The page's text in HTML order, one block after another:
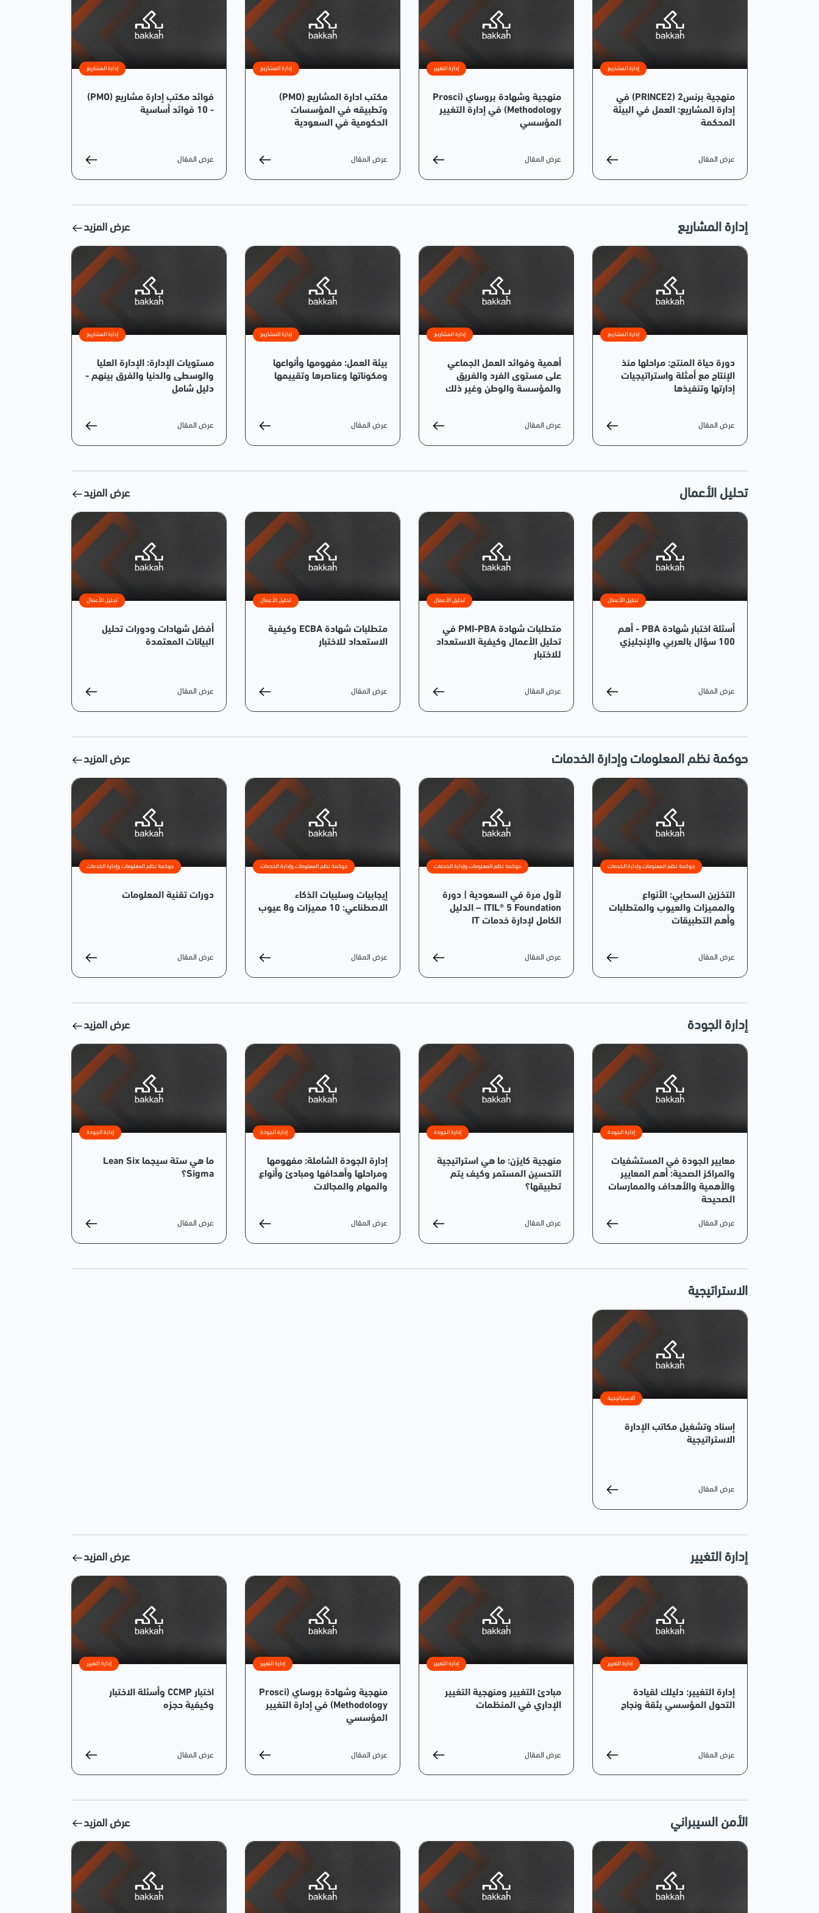
إدارة المشاريع
منهجية برنس2 (PRINCE2) في
إدارة المشاريع: العمل في البيئة
المحكمة
عرض المقال
إدارة التغيير
منهجية وشهادة بروساي (Prosci
Methodology) في إدارة التغيير
المؤسسي
عرض المقال
إدارة المشاريع
مكتب ادارة المشاريع (PMO)
وتطبيقه في المؤسسات
الحكومية في السعودية
عرض المقال
إدارة المشاريع
فوائد مكتب إدارة مشاريع (PMO)
- 10 فوائد أساسية
عرض المقال
إدارة المشاريع عرض المزيد
إدارة المشاريع
دورة حياة المنتج: مراحلها منذ
الإنتاج مع أمثلة واستراتيجيات
إدارتها وتنفيذها
عرض المقال
إدارة المشاريع
أهمية وفوائد العمل الجماعي
على مستوى الفرد والفريق
والمؤسسة والوطن وغير ذلك
عرض المقال
إدارة المشاريع
بيئة العمل: مفهومها وأنواعها
ومكوناتها وعناصرها وتقييمها
عرض المقال
إدارة المشاريع
مستويات الإدارة: الإدارة العليا
والوسطى والدنيا والفرق بينهم -
دليل شامل
عرض المقال
تحليل الأعمال عرض المزيد
تحليل الأعمال
أسئلة اختبار شهادة PBA - أهم
100 سؤال بالعربي والإنجليزي
عرض المقال
تحليل الأعمال
متطلبات شهادة PMI-PBA في
تحليل الأعمال وكيفية الاستعداد
للاختبار
عرض المقال
تحليل الأعمال
متطلبات شهادة ECBA وكيفية
الاستعداد للاختبار
عرض المقال
تحليل الأعمال
أفضل شهادات ودورات تحليل
البيانات المعتمدة
عرض المقال
حوكمة نظم المعلومات وإدارة الخدمات عرض المزيد
حوكمة نظم المعلومات وإدارة الخدمات
التخزين السحابي: الأنواع
والمميزات والعيوب والمتطلبات
وأهم التطبيقات
عرض المقال
حوكمة نظم المعلومات وإدارة الخدمات
لأول مرة في السعودية | دورة
ITIL® 5 Foundation – الدليل
الكامل لإدارة خدمات IT
عرض المقال
حوكمة نظم المعلومات وإدارة الخدمات
إيجابيات وسلبيات الذكاء
الاصطناعي: 10 مميزات و8 عيوب
عرض المقال
حوكمة نظم المعلومات وإدارة الخدمات
دورات تقنية المعلومات
عرض المقال
إدارة الجودة عرض المزيد
إدارة الجودة
معايير الجودة في المستشفيات
والمراكز الصحية: أهم المعايير
والأهمية والأهداف والممارسات
الصحيحة
عرض المقال
إدارة الجودة
منهجية كايزن: ما هي استراتيجية
التحسين المستمر وكيف يتم
تطبيقها؟
عرض المقال
إدارة الجودة
إدارة الجودة الشاملة: مفهومها
ومراحلها وأهدافها ومبادئ وأنواع
والمهام والمجالات
عرض المقال
إدارة الجودة
ما هي ستة سيجما Lean Six
Sigma؟
عرض المقال
الاستراتيجية
الاستراتيجية
إسناد وتشغيل مكاتب الإدارة
الاستراتيجية
عرض المقال
إدارة التغيير عرض المزيد
إدارة التغيير
إدارة التغيير: دليلك لقيادة
التحول المؤسسي بثقة ونجاح
عرض المقال
إدارة التغيير
مبادئ التغيير ومنهجية التغيير
الإداري في المنظمات
عرض المقال
إدارة التغيير
منهجية وشهادة بروساي (Prosci
Methodology) في إدارة التغيير
المؤسسي
عرض المقال
إدارة التغيير
اختبار CCMP وأسئلة الاختبار
وكيفية حجزه
عرض المقال
الأمن السيبراني عرض المزيد